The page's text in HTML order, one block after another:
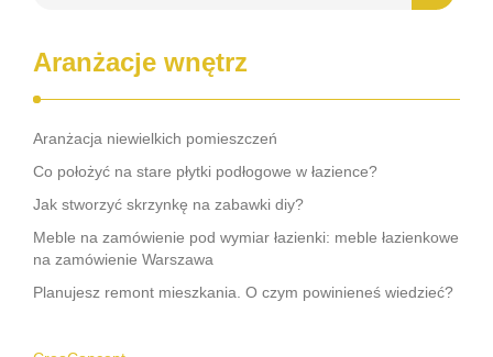
Aranżacje wnętrz
Aranżacja niewielkich pomieszczeń
Co położyć na stare płytki podłogowe w łazience?
Jak stworzyć skrzynkę na zabawki diy?
Meble na zamówienie pod wymiar łazienki: meble łazienkowe
na zamówienie Warszawa
Planujesz remont mieszkania. O czym powinieneś wiedzieć?